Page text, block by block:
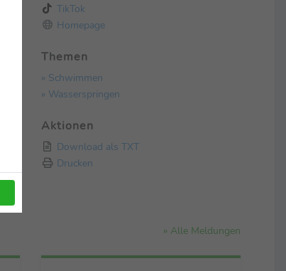
TikTok
Homepage
Themen
» Schwimmen
» Wasserspringen
Aktionen
Download als TXT
Drucken
» Alle Meldungen